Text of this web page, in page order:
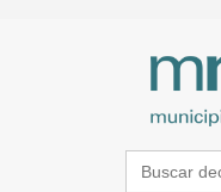
Search
for: